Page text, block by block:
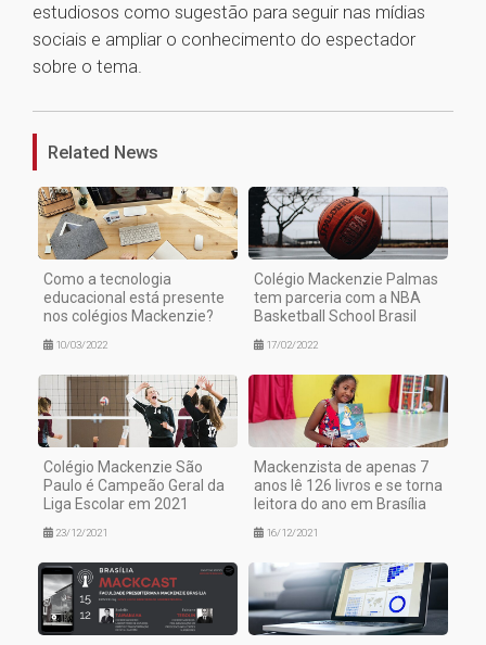
estudiosos como sugestão para seguir nas mídias
sociais e ampliar o conhecimento do espectador
sobre o tema.
Related News
Como a tecnologia
educacional está presente
nos colégios Mackenzie?
10/03/2022
Colégio Mackenzie Palmas
tem parceria com a NBA
Basketball School Brasil
17/02/2022
Colégio Mackenzie São
Paulo é Campeão Geral da
Liga Escolar em 2021
23/12/2021
Mackenzista de apenas 7
anos lê 126 livros e se torna
leitora do ano em Brasília
16/12/2021